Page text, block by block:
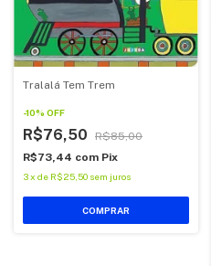
Tralalá Tem Trem
-10% OFF
R$76,50
R$85,00
R$73,44 com Pix
3x de R$25,50 sem juros
COMPRAR